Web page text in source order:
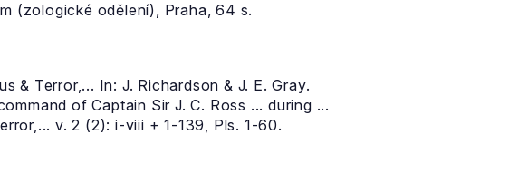
(zologické odělení), Praha, 64 s.
Terror,... In: J. Richardson & J. E. Gray.
of Captain Sir J. C. Ross ... during ...
v. 2 (2): i-viii + 1-139, Pls. 1-60.